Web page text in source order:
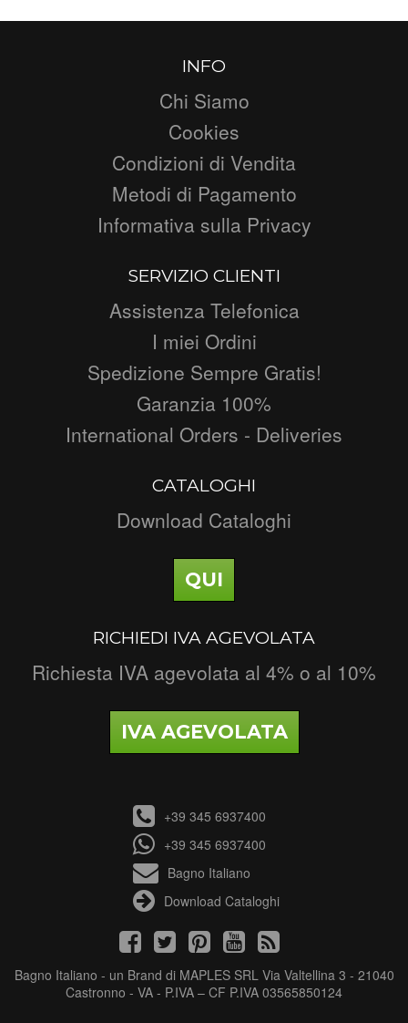
INFO
Chi Siamo
Cookies
Condizioni di Vendita
Metodi di Pagamento
Informativa sulla Privacy
SERVIZIO CLIENTI
Assistenza Telefonica
I miei Ordini
Spedizione Sempre Gratis!
Garanzia 100%
International Orders - Deliveries
CATALOGHI
Download Cataloghi
QUI
RICHIEDI IVA AGEVOLATA
Richiesta IVA agevolata al 4% o al 10%
IVA AGEVOLATA
+39 345 6937400
+39 345 6937400
Bagno Italiano
Download Cataloghi
Bagno Italiano - un Brand di MAPLES SRL Via Valtellina 3 - 21040
Castronno - VA - P.IVA – CF P.IVA 03565850124